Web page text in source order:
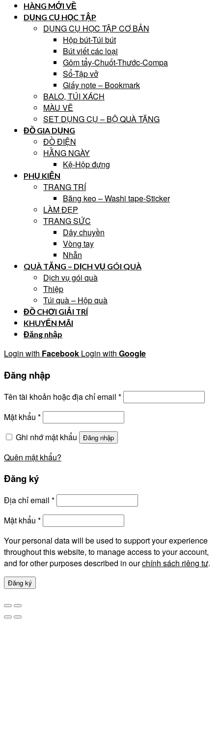
HÀNG MỚI VỀ
DỤNG CỤ HỌC TẬP
DỤNG CỤ HỌC TẬP CƠ BẢN
Hộp bút-Túi bút
Bút viết các loại
Gôm tẩy-Chuốt-Thước-Compa
Sổ-Tập vở
Giấy note – Bookmark
BALO, TÚI XÁCH
MÀU VẼ
SET DỤNG CỤ – BỘ QUÀ TẶNG
ĐỒ GIA DỤNG
ĐỒ ĐIỆN
HẰNG NGÀY
Kệ-Hộp đựng
PHỤ KIỆN
TRANG TRÍ
Băng keo – Washi tape-Sticker
LÀM ĐẸP
TRANG SỨC
Dây chuyền
Vòng tay
Nhẫn
QUÀ TẶNG – DỊCH VỤ GÓI QUÀ
Dịch vụ gói quà
Thiệp
Túi quà – Hộp quà
ĐỒ CHƠI GIẢI TRÍ
KHUYẾN MÃI
Đăng nhập
Login with Facebook Login with Google
Đăng nhập
Tên tài khoản hoặc địa chỉ email *
Mật khẩu *
Ghi nhớ mật khẩu
Đăng nhập
Quên mật khẩu?
Đăng ký
Địa chỉ email *
Mật khẩu *
Your personal data will be used to support your experience
throughout this website, to manage access to your account,
and for other purposes described in ourchính sách riêng tư.
Đăng ký